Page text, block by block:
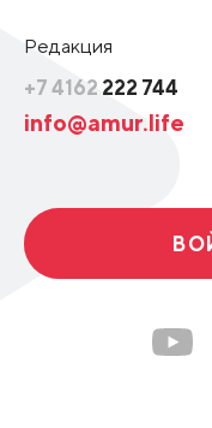
Редакция
+7 4162 222 744
info@amur.life